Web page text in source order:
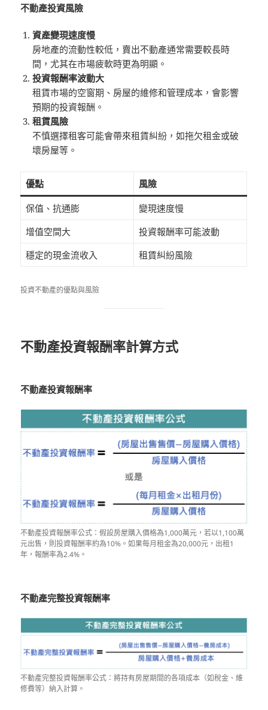
不動產投資風險
資產變現速度慢
房地產的流動性較低，賣出不動產通常需要較長時
間，尤其在市場疲軟時更為明顯。
投資報酬率波動大
租賃市場的空窗期、房屋的維修和管理成本，會影響
預期的投資報酬。
租賃風險
不慎選擇租客可能會帶來租賃糾紛，如拖欠租金或破
壞房屋等。
優點 風險
保值、抗通膨
變現速度慢
增值空間大
投資報酬率可能波動
穩定的現金流收入
租賃糾紛風險
投資不動產的優點與風險
不動產投資報酬率計算方式
不動產投資報酬率
不動產投資報酬率公式：假設房屋購入價格為1,000萬元，若以1,100萬
元出售，則投資報酬率約為10%。如果每月租金為20,000元，出租1
年，報酬率為2.4%。
不動產完整投資報酬率
不動產完整投資報酬率公式：將持有房屋期間的各項成本（如稅金、維
修費等）納入計算。